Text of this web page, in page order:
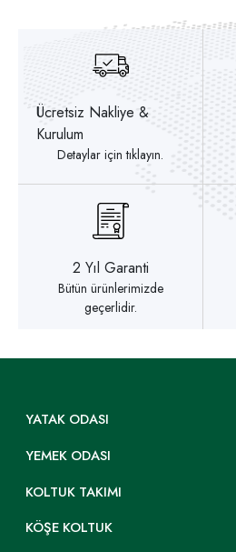
Ücretsiz Nakliye &
Kurulum
Detaylar için tıklayın.
2 Yıl Garanti
Bütün ürünlerimizde
geçerlidir.
YATAK ODASI
YEMEK ODASI
KOLTUK TAKIMI
KÖŞE KOLTUK